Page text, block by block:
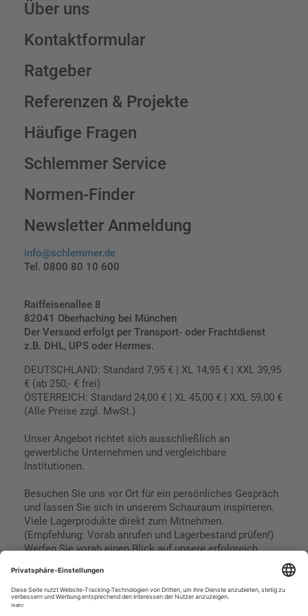
Über uns
Kontaktformular
Ratgeber
Referenzen & Projekte
Häufige Fragen
Schlemmer Service
Normen-Finder
Newsletter Anmeldung
info@schlemmer.de
Tel. 0800 80 10 600
Raiffeisenallee 8
82041 Oberhaching bei München
Der Versand erfolgt per Transport- oder Frachtdienst
z.B. DHL, UPS oder Hermes.
DEUTSCHLAND: Standard 7,95 € | XL 14,95 € | XXL 39,95
€ (ab 250,- € frei)
ÖSTERREICH: Standard 24,00 € | XL 45,00 € | XXL 59,00 €
(Alle Preise zzgl. MwSt.)
Unser Angebot richtet sich ausschließlich an
gewerbliche Unternehmen und vergleichbare
Institutionen.
Besuchen Sie uns vor Ort für ein persönliches Gespräch
und lassen Sie sich in unserem Schauraum inspirieren.
Viele Lagerprodukte direkt zum Mitnehmen.
(Empfehlung: Vorab anrufen und Lagerbestand prüfen!)
Werfen Sie vorab einen Blick auf unsere erfolgreich